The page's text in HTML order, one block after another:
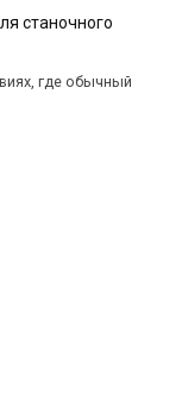
станочного
где обычный